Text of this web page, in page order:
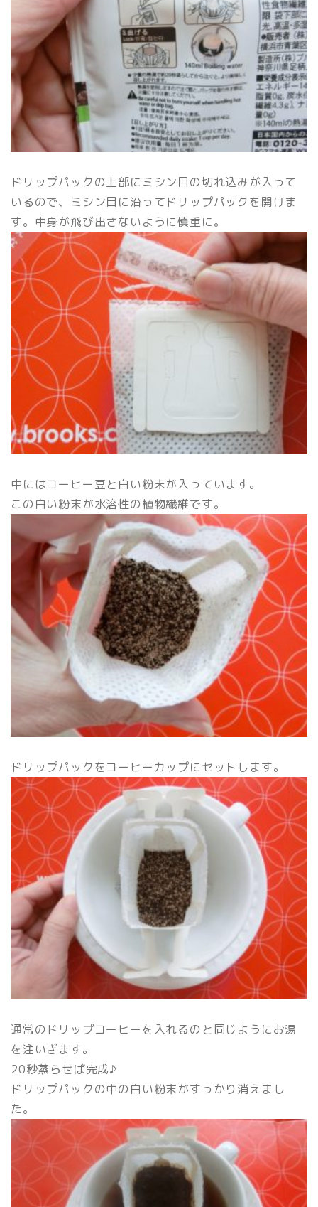
ドリップパックの上部にミシン目の切れ込みが入って
いるので、ミシン目に沿ってドリップパックを開けま
す。中身が飛び出さないように慎重に。
中にはコーヒー豆と白い粉末が入っています。
この白い粉末が水溶性の植物繊維です。
ドリップパックをコーヒーカップにセットします。
通常のドリップコーヒーを入れるのと同じようにお湯
を注いぎます。
20秒蒸らせば完成♪
ドリップパックの中の白い粉末がすっかり消えまし
た。